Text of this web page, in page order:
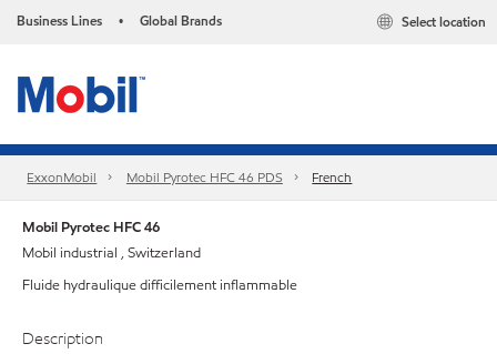
Business Lines • Global Brands Select location
ExxonMobil Mobil Pyrotec HFC 46 PDS French
Mobil Pyrotec HFC 46
Mobil industrial , Switzerland
Fluide hydraulique difficilement inflammable
Description